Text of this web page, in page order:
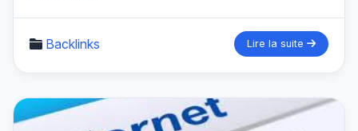
Backlinks Lire la suite